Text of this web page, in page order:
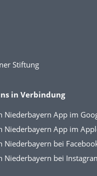
in Verbindung